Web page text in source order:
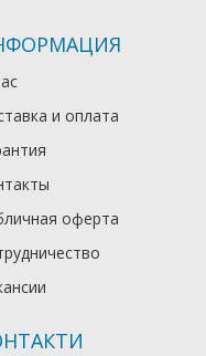
и оплата
оферта